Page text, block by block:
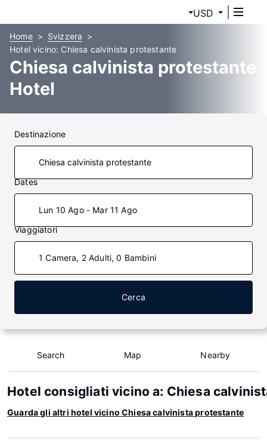
USD
Home
Svizzera
Hotel vicino: Chiesa calvinista protestante
Chiesa calvinista protestante
Hotel
Destinazione
Dates
Lun 10 Ago - Mar 11 Ago
Viaggiatori
1 Camera, 2 Adulti, 0 Bambini
Cerca
Search Map Nearby
Hotel consigliati vicino a: Chiesa
Guarda gli altri hotel vicino Chiesa calvinista protestante